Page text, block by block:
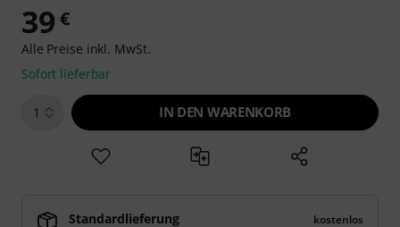
39 €
Alle Preise inkl. MwSt.
Sofort lieferbar
1 IN DEN WARENKORB
Standardlieferung
kostenlos